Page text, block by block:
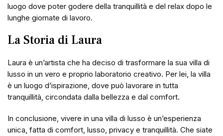
luogo dove poter godere della tranquillità e del relax dopo le
lunghe giornate di lavoro.
La Storia di Laura
Laura è un’artista che ha deciso di trasformare la sua villa di
lusso in un vero e proprio laboratorio creativo. Per lei, la villa
è un luogo d’ispirazione, dove può lavorare in tutta
tranquillità, circondata dalla bellezza e dal comfort.
In conclusione, vivere in una villa di lusso è un’esperienza
unica, fatta di comfort, lusso, privacy e tranquillità. Che siate